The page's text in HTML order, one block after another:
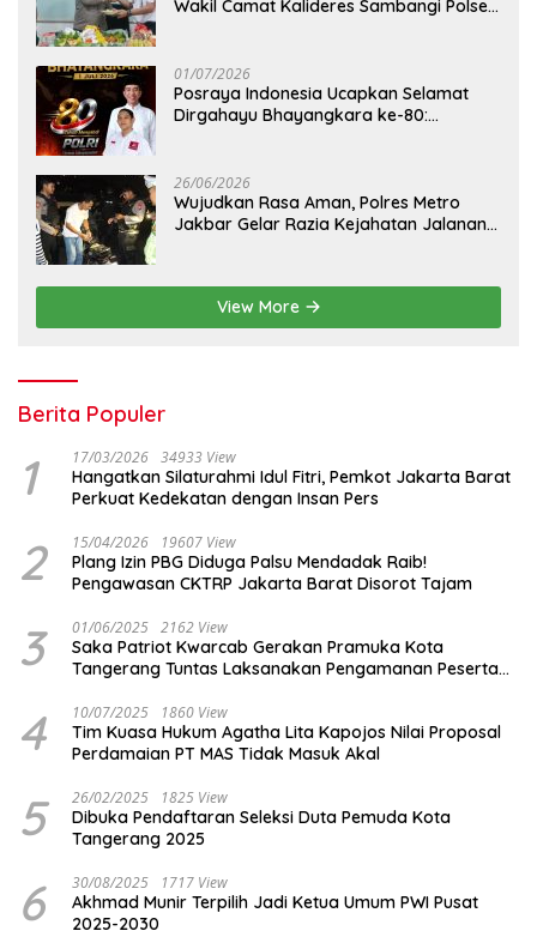
Wakil Camat Kalideres Sambangi Polsek
01/07/2026
Posraya Indonesia Ucapkan Selamat
Dirgahayu Bhayangkara ke-80:
26/06/2026
Wujudkan Rasa Aman, Polres Metro
Jakbar Gelar Razia Kejahatan Jalanan
View More
Berita Populer
1 17/03/2026 34933 View
Hangatkan Silaturahmi Idul Fitri, Pemkot Jakarta Barat
Perkuat Kedekatan dengan Insan Pers
2 15/04/2026 19607 View
Plang Izin PBG Diduga Palsu Mendadak Raib!
Pengawasan CKTRP Jakarta Barat Disorot Tajam
3 01/06/2025 2162 View
Saka Patriot Kwarcab Gerakan Pramuka Kota
Tangerang Tuntas Laksanakan Pengamanan Peserta
4 10/07/2025 1860 View
Tim Kuasa Hukum Agatha Lita Kapojos Nilai Proposal
Perdamaian PT MAS Tidak Masuk Akal
5 26/02/2025 1825 View
Dibuka Pendaftaran Seleksi Duta Pemuda Kota
Tangerang 2025
6 30/08/2025 1717 View
Akhmad Munir Terpilih Jadi Ketua Umum PWI Pusat
2025-2030